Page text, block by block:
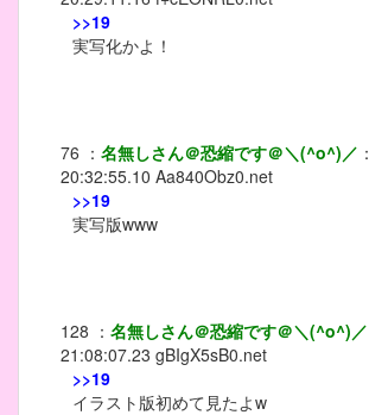
>>19
実写化かよ！
76 ： 名無しさん＠恐縮です＠＼(^o^)／ ：
20:32:55.10 Aa840Obz0.net
>>19
実写版www
128 ： 名無しさん＠恐縮です＠＼(^o^)／
21:08:07.23 gBIgX5sB0.net
>>19
イラスト版初めて見たよw